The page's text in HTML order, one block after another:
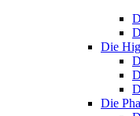
Die
Die